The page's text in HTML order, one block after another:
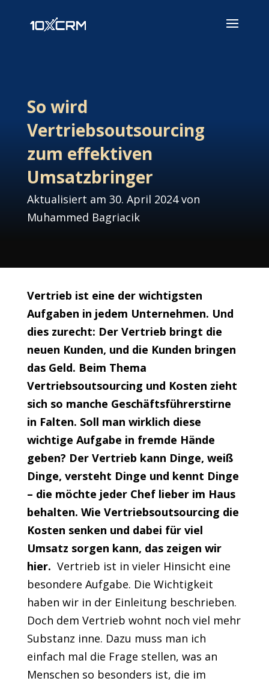
So wird
Vertriebsoutsourcing
zum effektiven
Umsatzbringer
Aktualisiert am 30. April 2024 von
Muhammed Bagriacik
Vertrieb ist eine der wichtigsten
Aufgaben in jedem Unternehmen. Und
dies zurecht: Der Vertrieb bringt die
neuen Kunden, und die Kunden bringen
das Geld. Beim Thema
Vertriebsoutsourcing und Kosten zieht
sich so manche Geschäftsführerstirne
in Falten. Soll man wirklich diese
wichtige Aufgabe in fremde Hände
geben? Der Vertrieb kann Dinge, weiß
Dinge, versteht Dinge und kennt Dinge
– die möchte jeder Chef lieber im Haus
behalten. Wie Vertriebsoutsourcing die
Kosten senken und dabei für viel
Umsatz sorgen kann, das zeigen wir
hier. Vertrieb ist in vieler Hinsicht eine
besondere Aufgabe. Die Wichtigkeit
haben wir in der Einleitung beschrieben.
Doch dem Vertrieb wohnt noch viel mehr
Substanz inne. Dazu muss man ich
einfach mal die Frage stellen, was an
Menschen so besonders ist, die im